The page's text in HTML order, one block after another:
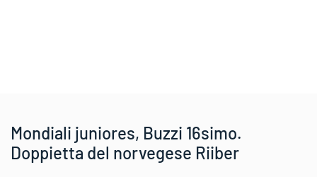
Mondiali juniores, Buzzi 16simo.
Doppietta del norvegese Riiber